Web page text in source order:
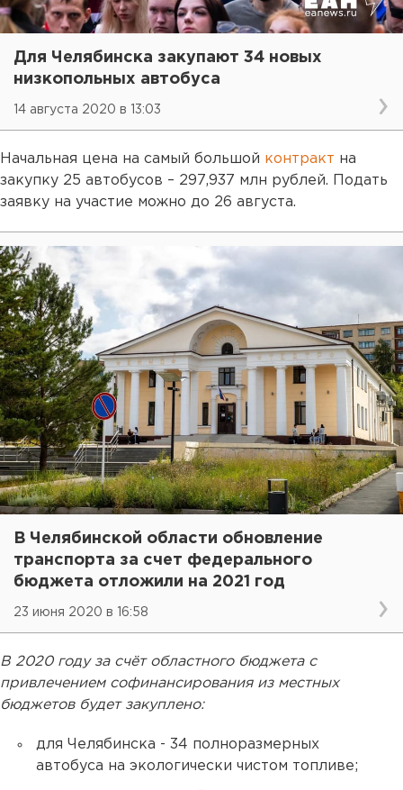
Для Челябинска закупают 34 новых
низкопольных автобуса
14 августа 2020 в 13:03
Начальная цена на самый большой контракт на
закупку 25 автобусов – 297,937 млн рублей. Подать
заявку на участие можно до 26 августа.
В Челябинской области обновление
транспорта за счет федерального
бюджета отложили на 2021 год
23 июня 2020 в 16:58
В 2020 году за счёт областного бюджета с
привлечением софинансирования из местных
бюджетов будет закуплено:
для Челябинска - 34 полноразмерных
автобуса на экологически чистом топливе;